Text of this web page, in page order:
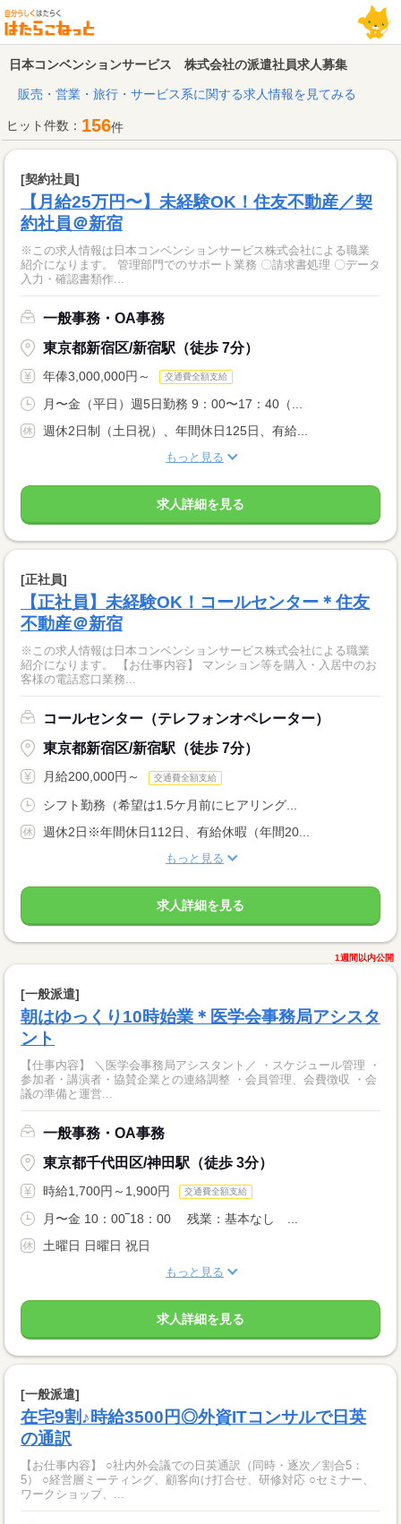
日本コンベンションサービス 株式会社の派遣社員求人募集
販売・営業・旅行・サービス系に関する求人情報を見てみる
ヒット件数： 156件
[契約社員]
【月給25万円〜】未経験OK！住友不動産／契
約社員＠新宿
※この求人情報は日本コンベンションサービス株式会社による職業
紹介になります。 管理部門でのサポート業務 〇請求書処理 〇データ
入力・確認書類作...
一般事務・OA事務
東京都新宿区/新宿駅（徒歩 7分）
年俸3,000,000円～ 交通費全額支給
月〜金（平日）週5日勤務 9：00〜17：40（...
週休2日制（土日祝）、年間休日125日、有給...
もっと見る
求人詳細を見る
[正社員]
【正社員】未経験OK！コールセンター＊住友
不動産＠新宿
※この求人情報は日本コンベンションサービス株式会社による職業
紹介になります。 【お仕事内容】 マンション等を購入・入居中のお
客様の電話窓口業務...
コールセンター（テレフォンオペレーター）
東京都新宿区/新宿駅（徒歩 7分）
月給200,000円～ 交通費全額支給
シフト勤務（希望は1.5ケ月前にヒアリング...
週休2日※年間休日112日、有給休暇（年間20...
もっと見る
求人詳細を見る
1週間以内公開
[一般派遣]
朝はゆっくり10時始業＊医学会事務局アシスタ
ント
【仕事内容】 ＼医学会事務局アシスタント／ ・スケジュール管理 ・
参加者・講演者・協賛企業との連絡調整 ・会員管理、会費徴収 ・会
議の準備と運営...
一般事務・OA事務
東京都千代田区/神田駅（徒歩 3分）
時給1,700円～1,900円 交通費全額支給
月〜金 10：00‾18：00 残業：基本なし ...
土曜日 日曜日 祝日
もっと見る
求人詳細を見る
[一般派遣]
在宅9割♪時給3500円◎外資ITコンサルで日英
の通訳
【お仕事内容】 ○社内外会議での日英通訳（同時・逐次／割合5：
5） ○経営層ミーティング、顧客向け打合せ、研修対応 ○セミナー、
ワークショップ、...